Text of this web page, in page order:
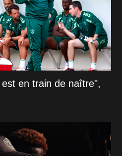
en train de naître",